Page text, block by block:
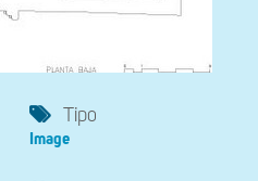
Tipo
Image